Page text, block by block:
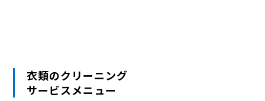
衣類のクリーニング
サービスメニュー